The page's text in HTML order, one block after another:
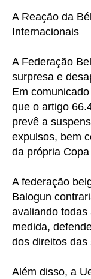
A Reação da
Internacionais
A Federação
surpresa e
Em
que o artigo
prevê a
expulsos, bem
da própria
A federação
Balogun
avaliando
medida,
dos direitos das
Além disso, a